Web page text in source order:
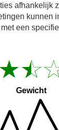
afhankelijk
kunnen
een
Gewicht